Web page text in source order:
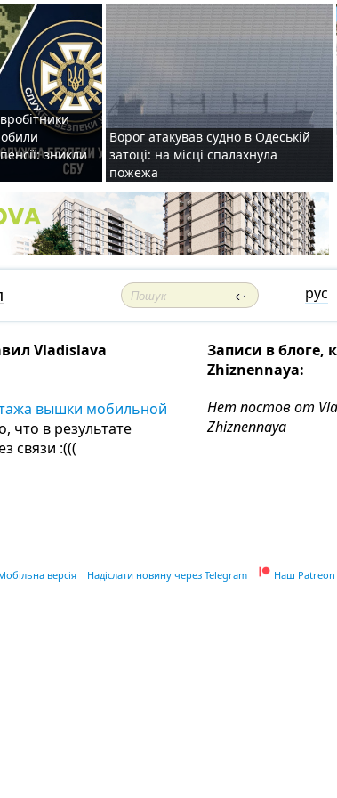
зникли
Ворог атакував судно в Одеській
затоці: на місці спалахнула
пожежа
рус
Vladislava
вышки мобильной
что в результате
связи :(((
Записи в блоге,
Zhiznennaya:
Нет постов от
Zhiznennaya
версія Надіслати новину через Telegram Наш Patreon